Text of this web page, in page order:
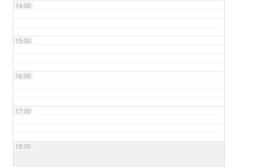
14:00
15:00
16:00
17:00
18:00